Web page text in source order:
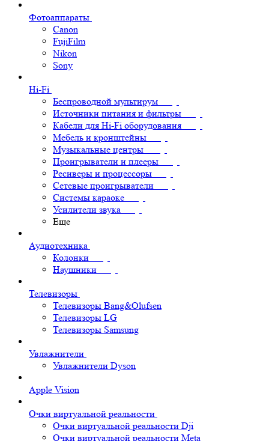
Фотоаппараты
Canon
FujiFilm
Nikon
Sony
Hi-Fi
Беспроводной мультирум
Источники питания и фильтры
Кабели для Hi-Fi оборудования
Мебель и кронштейны
Музыкальные центры
Проигрыватели и плееры
Ресиверы и процессоры
Сетевые проигрыватели
Системы караоке
Усилители звука
Еще
Аудиотехника
Колонки
Наушники
Телевизоры
Телевизоры Bang&Olufsen
Телевизоры LG
Телевизоры Samsung
Увлажнители
Увлажнители Dyson
Apple Vision
Очки виртуальной реальности
Очки виртуальной реальности Dji
Очки виртуальной реальности Meta